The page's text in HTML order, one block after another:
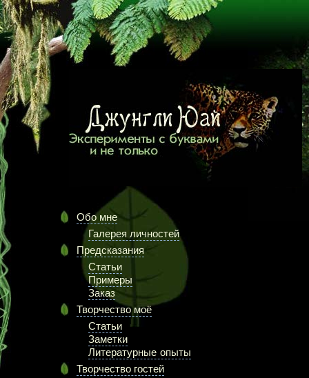
Обо мне
Галерея личностей
Предсказания
Статьи
Примеры
Заказ
Творчество моё
Статьи
Заметки
Литературные опыты
Творчество гостей